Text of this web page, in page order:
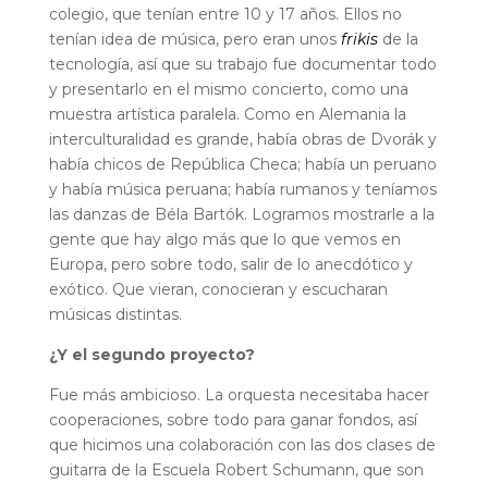
colegio, que tenían entre 10 y 17 años. Ellos no
tenían idea de música, pero eran unos frikisde la
tecnología, así que su trabajo fue documentar todo
y presentarlo en el mismo concierto, como una
muestra artística paralela. Como en Alemania la
interculturalidad es grande, había obras de Dvorák y
había chicos de República Checa; había un peruano
y había música peruana; había rumanos y teníamos
las danzas de Béla Bartók. Logramos mostrarle a la
gente que hay algo más que lo que vemos en
Europa, pero sobre todo, salir de lo anecdótico y
exótico. Que vieran, conocieran y escucharan
músicas distintas.
¿Y el segundo proyecto?
Fue más ambicioso. La orquesta necesitaba hacer
cooperaciones, sobre todo para ganar fondos, así
que hicimos una colaboración con las dos clases de
guitarra de la Escuela Robert Schumann, que son